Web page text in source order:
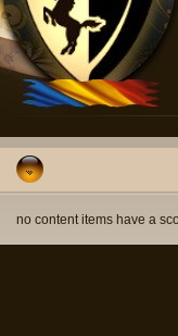
no content items have a